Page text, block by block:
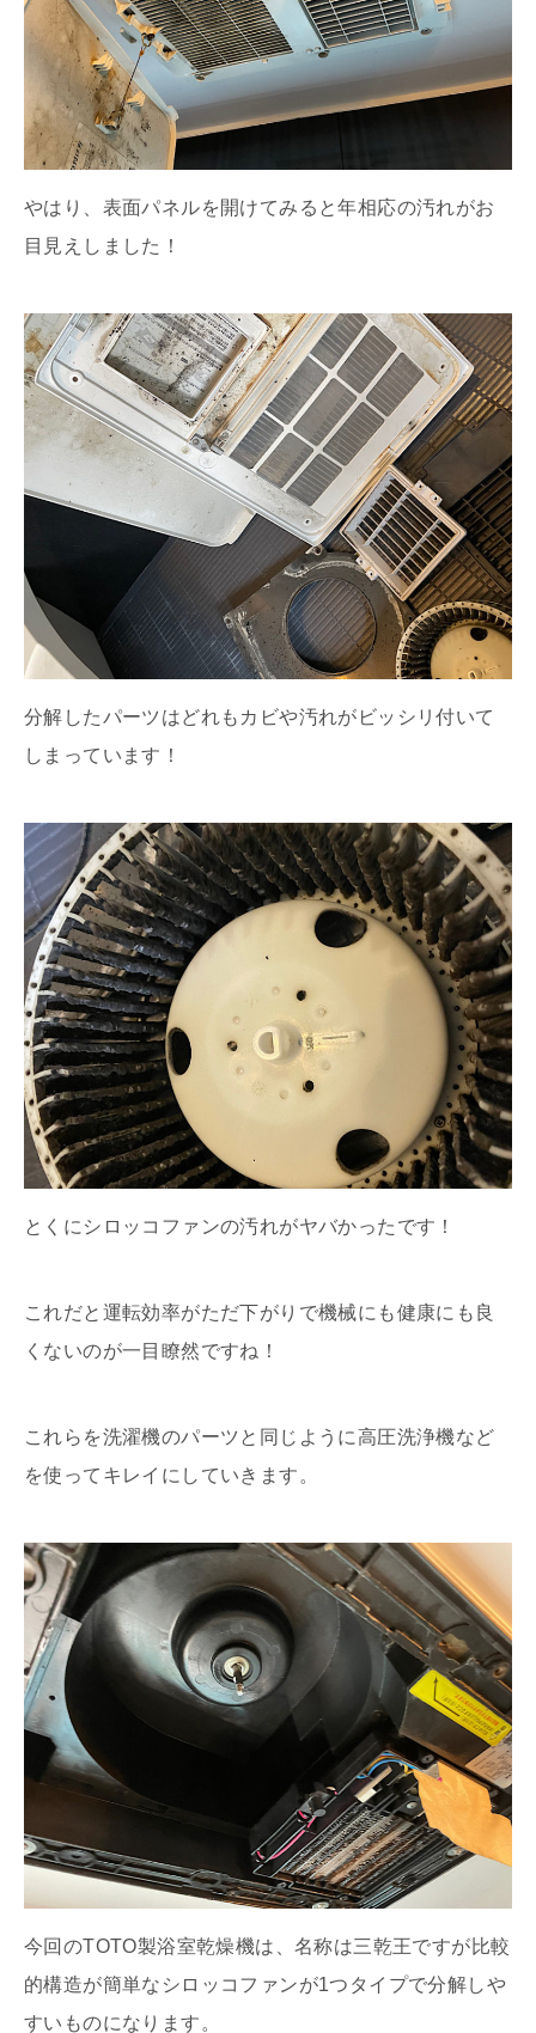
やはり、表面パネルを開けてみると年相応の汚れがお
目見えしました！
分解したパーツはどれもカビや汚れがビッシリ付いて
しまっています！
とくにシロッコファンの汚れがヤバかったです！
これだと運転効率がただ下がりで機械にも健康にも良
くないのが一目瞭然ですね！
これらを洗濯機のパーツと同じように高圧洗浄機など
を使ってキレイにしていきます。
今回のTOTO製浴室乾燥機は、名称は三乾王ですが比較
的構造が簡単なシロッコファンが1つタイプで分解しや
すいものになります。